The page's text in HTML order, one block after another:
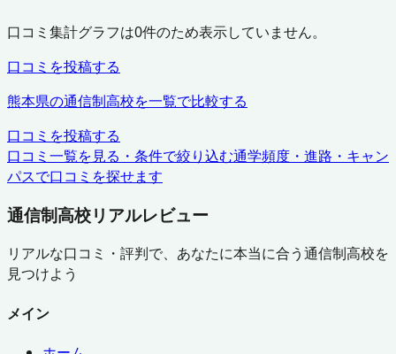
口コミ集計グラフは0件のため表示していません。
口コミを投稿する
熊本県の通信制高校を一覧で比較する
口コミを投稿する
口コミ一覧を見る・条件で絞り込む通学頻度・進路・キャン
パスで口コミを探せます
通信制高校リアルレビュー
リアルな口コミ・評判で、あなたに本当に合う通信制高校を
見つけよう
メイン